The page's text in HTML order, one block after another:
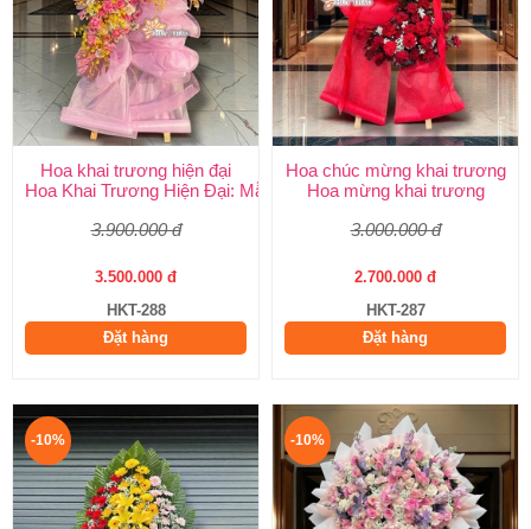
Hoa khai trương hiện đại
Hoa Khai Trương Hiện Đại: Mẫu Đẹp, Sang Trọng & Giao Nhanh
3.900.000 đ
3.500.000 đ
HKT-288
Đặt hàng
Hoa chúc mừng khai trương
Hoa mừng khai trương
3.000.000 đ
2.700.000 đ
HKT-287
Đặt hàng
-10% -10%